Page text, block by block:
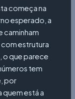
começa na
esperado, a
caminham
estrutura
o que parece
tem
por
quem está a